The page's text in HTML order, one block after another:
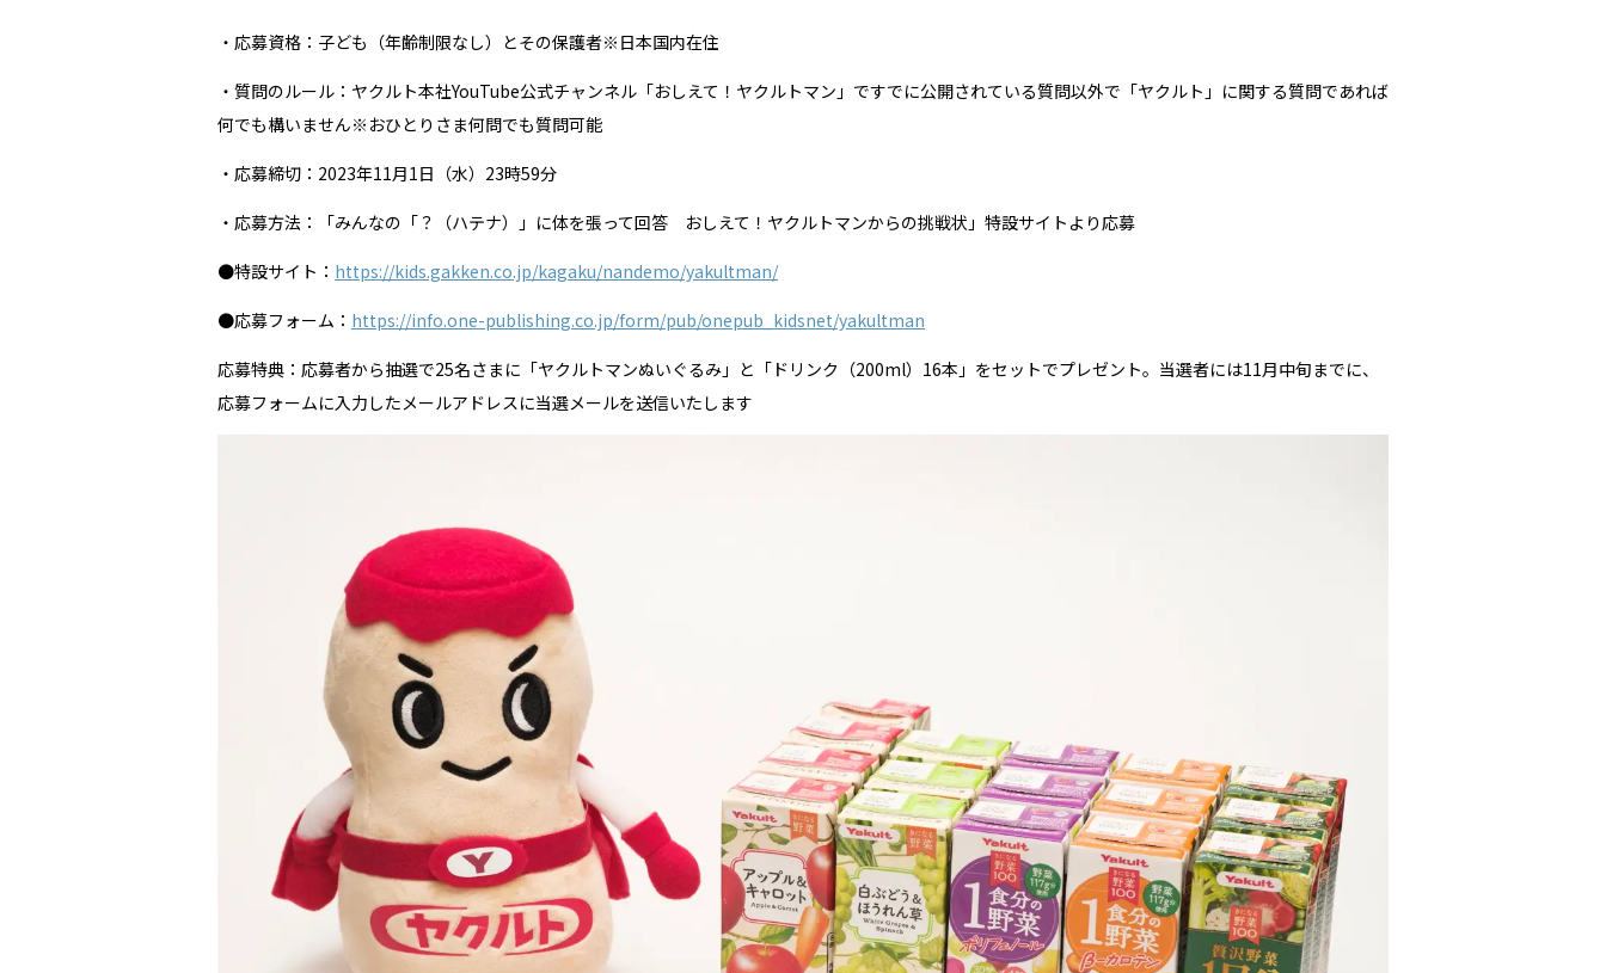
・応募資格：子ども（年齢制限なし）とその保護者※日本国内在住
・質問のルール：ヤクルト本社YouTube公式チャンネル「おしえて！ヤクルトマン」ですでに公開されている質問以外で「ヤクルト」に関する質問であれば
何でも構いません※おひとりさま何問でも質問可能
・応募締切：2023年11月1日（水）23時59分
・応募方法：「みんなの「？（ハテナ）」に体を張って回答 おしえて！ヤクルトマンからの挑戦状」特設サイトより応募
●特設サイト： https://kids.gakken.co.jp/kagaku/nandemo/yakultman/
●応募フォーム： https://info.one-publishing.co.jp/form/pub/onepub_kidsnet/yakultman
応募特典：応募者から抽選で25名さまに「ヤクルトマンぬいぐるみ」と「ドリンク（200ml）16本」をセットでプレゼント。当選者には11月中旬までに、
応募フォームに入力したメールアドレスに当選メールを送信いたします